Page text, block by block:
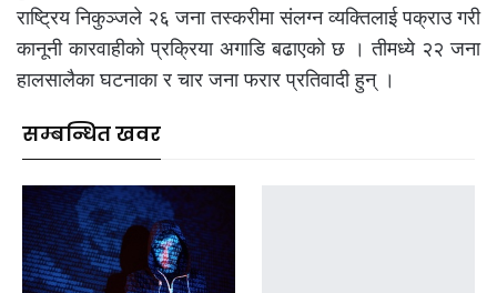
राष्ट्रिय निकुञ्जले २६ जना तस्करीमा संलग्न व्यक्तिलाई पक्राउ गरी
कानूनी कारवाहीको प्रक्रिया अगाडि बढाएको छ । तीमध्ये २२ जना
हालसालैका घटनाका र चार जना फरार प्रतिवादी हुन् ।
सम्बन्धित खवर